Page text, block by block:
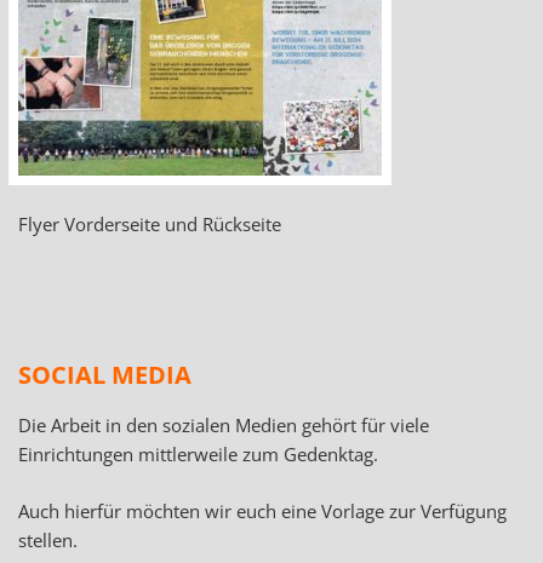
Flyer Vorderseite und Rückseite
SOCIAL MEDIA
Die Arbeit in den sozialen Medien gehört für viele
Einrichtungen mittlerweile zum Gedenktag.
Auch hierfür möchten wir euch eine Vorlage zur Verfügung
stellen.